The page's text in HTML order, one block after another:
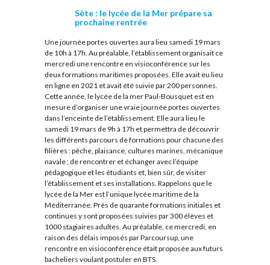
Sète : le lycée de la Mer prépare sa
prochaine rentrée
Une journée portes ouvertes aura lieu samedi 19 mars
de 10h à 17h. Au préalable, l’établissement organisait ce
mercredi une rencontre en visioconférence sur les
deux formations maritimes proposées. Elle avait eu lieu
en ligne en 2021 et avait été suivie par 200 personnes.
Cette année, le lycée de la mer Paul-Bousquet est en
mesure d’organiser une vraie journée portes ouvertes
dans l’enceinte de l’établissement. Elle aura lieu le
samedi 19 mars de 9h à 17h et permettra de découvrir
les différents parcours de formations pour chacune des
filières : pêche, plaisance, cultures marines, mécanique
navale ; de rencontrer et échanger avec l’équipe
pédagogique et les étudiants et, bien sûr, de visiter
l’établissement et ses installations. Rappelons que le
lycée de la Mer est l’unique lycée maritime de la
Méditerranée. Près de quarante formations initiales et
continues y sont proposées suivies par 300 élèves et
1000 stagiaires adultes. Au préalable, ce mercredi, en
raison des délais imposés par Parcoursup, une
rencontre en visioconférence était proposée aux futurs
bacheliers voulant postuler en BTS.